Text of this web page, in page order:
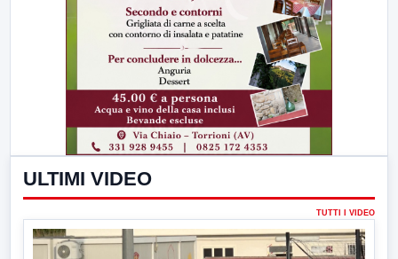
ULTIMI VIDEO
TUTTI I VIDEO